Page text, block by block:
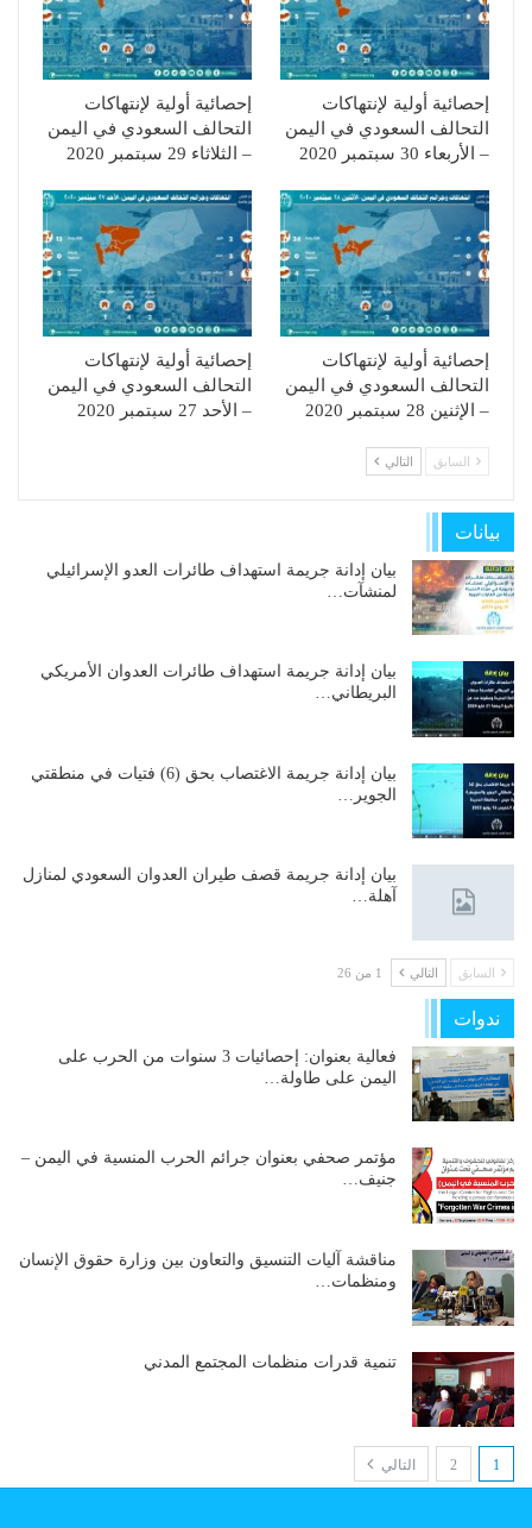
إحصائية أولية لإنتهاكات
التحالف السعودي في اليمن
– الأربعاء 30 سبتمبر 2020
إحصائية أولية لإنتهاكات
التحالف السعودي في اليمن
– الثلاثاء 29 سبتمبر 2020
إحصائية أولية لإنتهاكات
التحالف السعودي في اليمن
– الإثنين 28 سبتمبر 2020
إحصائية أولية لإنتهاكات
التحالف السعودي في اليمن
– الأحد 27 سبتمبر 2020
السابق التالي
بيانات
بيان إدانة جريمة استهداف طائرات العدو الإسرائيلي
لمنشآت…
بيان إدانة جريمة استهداف طائرات العدوان الأمريكي
البريطاني…
بيان إدانة جريمة الاغتصاب بحق (6) فتيات في منطقتي
الجوير…
بيان إدانة جريمة قصف طيران العدوان السعودي لمنازل
آهلة…
السابق التالي 1 من 26
ندوات
فعالية بعنوان: إحصائيات 3 سنوات من الحرب على
اليمن على طاولة…
مؤتمر صحفي بعنوان جرائم الحرب المنسية في اليمن –
جنيف…
مناقشة آليات التنسيق والتعاون بين وزارة حقوق الإنسان
ومنظمات…
تنمية قدرات منظمات المجتمع المدني
1
2 التالي